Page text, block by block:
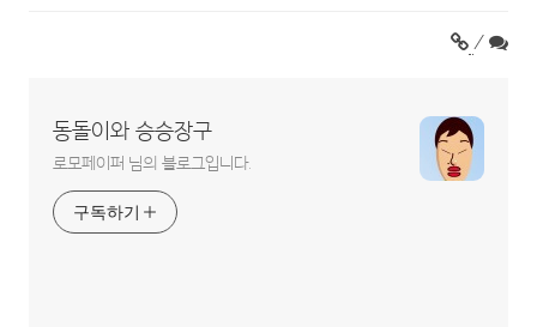
/
동돌이와 승승장구
로모페이퍼 님의 블로그입니다.
구독하기